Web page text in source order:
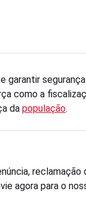
garantir
como a
da população.
reclamação
agora para o